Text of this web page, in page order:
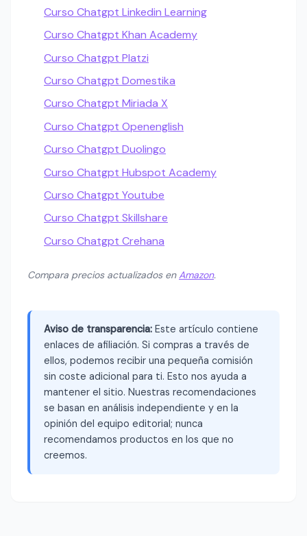
Curso Chatgpt Linkedin Learning
Curso Chatgpt Khan Academy
Curso Chatgpt Platzi
Curso Chatgpt Domestika
Curso Chatgpt Miriada X
Curso Chatgpt Openenglish
Curso Chatgpt Duolingo
Curso Chatgpt Hubspot Academy
Curso Chatgpt Youtube
Curso Chatgpt Skillshare
Curso Chatgpt Crehana
Compara precios actualizados enAmazon.
Aviso de transparencia: Este artículo contiene
enlaces de afiliación. Si compras a través de
ellos, podemos recibir una pequeña comisión
sin coste adicional para ti. Esto nos ayuda a
mantener el sitio. Nuestras recomendaciones
se basan en análisis independiente y en la
opinión del equipo editorial; nunca
recomendamos productos en los que no
creemos.